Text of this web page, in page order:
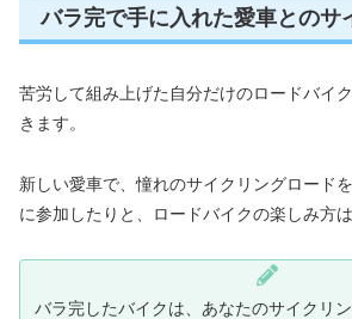
バラ完で手に入れた愛車とのサ
苦労して組み上げた自分だけのロードバイ
きます。
新しい愛車で、憧れのサイクリングロード
に参加したりと、ロードバイクの楽しみ方は
バラ完したバイクは、あなたのサイクリ